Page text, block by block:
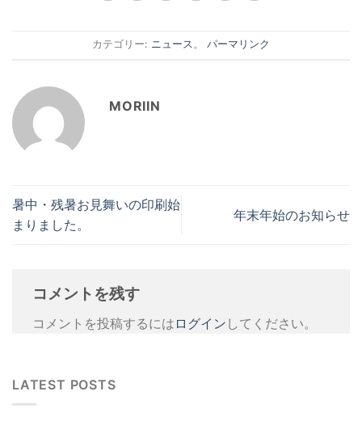
カテゴリー: ニュース。 パーマリンク
MORIIN
暑中・残暑お見舞いの印刷始
まりました。
年末年始のお知らせ
コメントを残す
コメントを投稿するには ログイン してください。
LATEST POSTS